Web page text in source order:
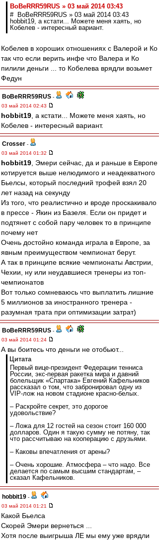
BoBeRRR59RUS » 03 май 2014 03:43
# BoBeRRR59RUS » 03 май 2014 03:43
hobbit19, а кстати... Можете меня хаять, но
Кобелев - интересный вариант.
Кобелев в хороших отношениях с Валерой и Ко
так что если верить инфе что Валера и Ко
пилили деньги ... то Кобелева врядли возьмет
Федун
BoBeRRR59RUS -
03 май 2014 02:43
hobbit19 , а кстати... Можете меня хаять, но
Кобелев - интересный вариант.
Crosser -
03 май 2014 01:32
hobbit19 , Эмери сейчас, да и раньше в Европе
котируется выше нелюдимого и неадекватного
Бьелсы, который последний трофей взял 20
лет назад на секунду
Из того, что реалистично и вроде проскакивало
в прессе - Якин из Базеля. Если он придет и
подтянет с собой пару человек то в принципе
почему нет
Очень достойно команда играла в Европе, за
явным преимуществом чемпионат берут.
А так в принципе всякие чемпионаты Австрии,
Чехии, ну или неудавшиеся тренеры из топ-
чемпионатов
Вот только сомневаюсь что выплатить лишние
5 миллионов за иностранного тренера -
разумная трата при оптимизации затрат)
BoBeRRR59RUS -
03 май 2014 01:24
А вы боитесь что деньги не отобьют...
Цитата
Первый вице-президент Федерации тенниса
России, экс-первая ракетка мира и давний
болельщик «Спартака» Евгений Кафельников
рассказал о том, что забронировал одну из
VIP-лож на новом стадионе красно-белых.
– Раскройте секрет, это дорогое
удовольствие?
– Ложа для 12 гостей на сезон стоит 160 000
долларов. Один я такую сумму не потяну, так
что рассчитываю на кооперацию с друзьями.
– Каковы впечатления от арены?
– Очень хорошие. Атмосфера – что надо. Все
делается по самым высшим стандартам, –
сказал Кафельников.
hobbit19 -
03 май 2014 01:21
Какой Бьелса
Скорей Эмери вернеться ...
Хотя после выигрыша ЛЕ мы ему уже врядли